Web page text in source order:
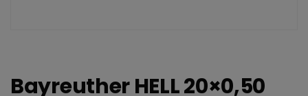
Bayreuther HELL 20×0,50